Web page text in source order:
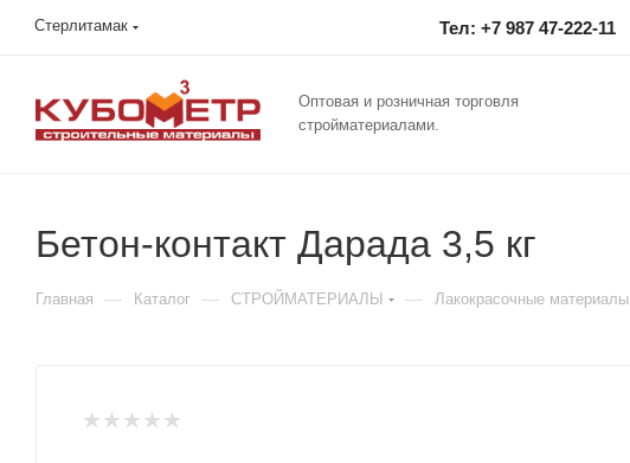
Стерлитамак Тел: +7 987 47-222-11
Оптовая и розничная торговля
стройматериалами.
Бетон-контакт Дарада 3,5 кг
Главная — Каталог — СТРОЙМАТЕРИАЛЫ — Лакокрасочные материалы